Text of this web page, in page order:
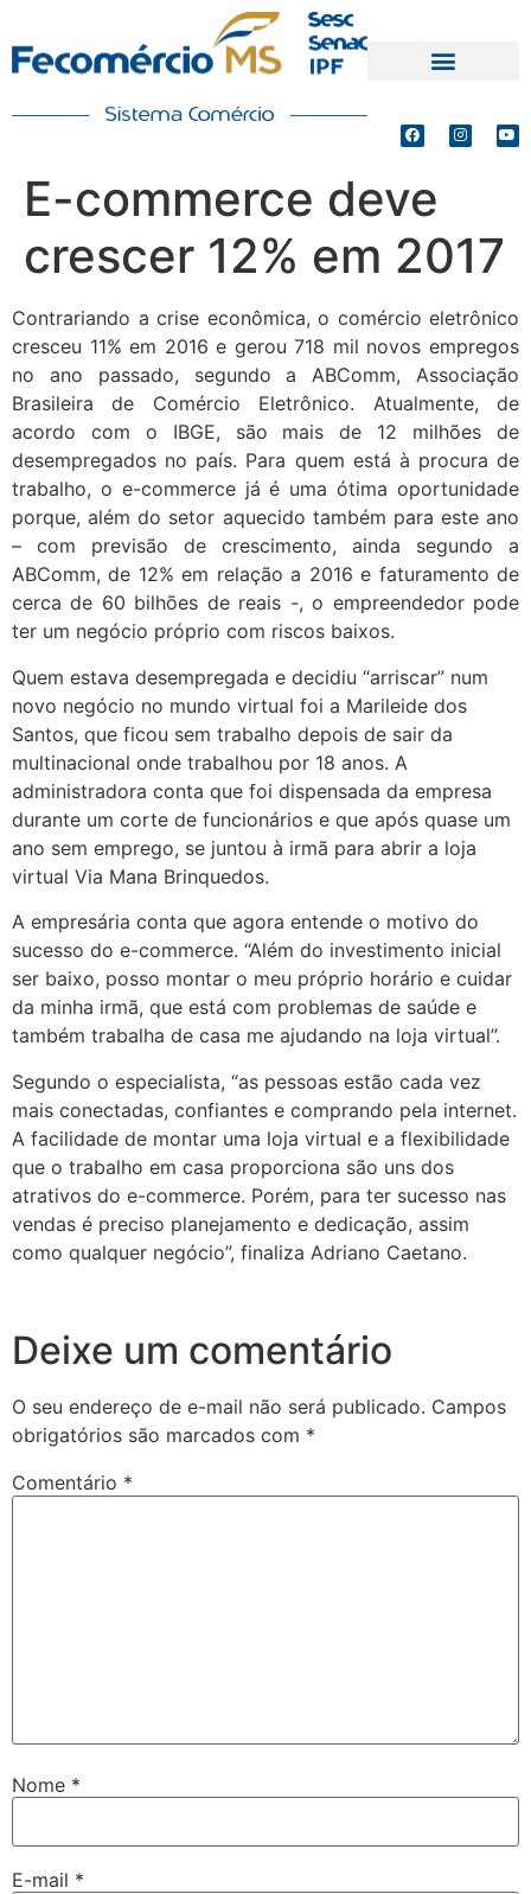
E-commerce deve
crescer 12% em 2017
Contrariando a crise econômica, o comércio eletrônico
cresceu 11% em 2016 e gerou 718 mil novos empregos
no ano passado, segundo a ABComm, Associação
Brasileira de Comércio Eletrônico. Atualmente, de
acordo com o IBGE, são mais de 12 milhões de
desempregados no país. Para quem está à procura de
trabalho, o e-commerce já é uma ótima oportunidade
porque, além do setor aquecido também para este ano
– com previsão de crescimento, ainda segundo a
ABComm, de 12% em relação a 2016 e faturamento de
cerca de 60 bilhões de reais -, o empreendedor pode
ter um negócio próprio com riscos baixos.
Quem estava desempregada e decidiu “arriscar” num
novo negócio no mundo virtual foi a Marileide dos
Santos, que ficou sem trabalho depois de sair da
multinacional onde trabalhou por 18 anos. A
administradora conta que foi dispensada da empresa
durante um corte de funcionários e que após quase um
ano sem emprego, se juntou à irmã para abrir a loja
virtual Via Mana Brinquedos.
A empresária conta que agora entende o motivo do
sucesso do e-commerce. “Além do investimento inicial
ser baixo, posso montar o meu próprio horário e cuidar
da minha irmã, que está com problemas de saúde e
também trabalha de casa me ajudando na loja virtual”.
Segundo o especialista, “as pessoas estão cada vez
mais conectadas, confiantes e comprando pela internet.
A facilidade de montar uma loja virtual e a flexibilidade
que o trabalho em casa proporciona são uns dos
atrativos do e-commerce. Porém, para ter sucesso nas
vendas é preciso planejamento e dedicação, assim
como qualquer negócio”, finaliza Adriano Caetano.
Deixe um comentário
O seu endereço de e-mail não será publicado. Campos
obrigatórios são marcados com *
Comentário *
Nome *
E-mail *